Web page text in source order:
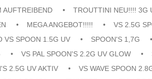
AUFTREIBEND TROUTTINI NEU!!!! 3G
MEGA ANGEBOT!!!!!
VS 2.5G
VS SPOON 1.5G UV SPOON'S 1,7G
VS PAL SPOON'S 2.2G UV GLOW
2.5G UV AKTIV VS WAVE SPOON